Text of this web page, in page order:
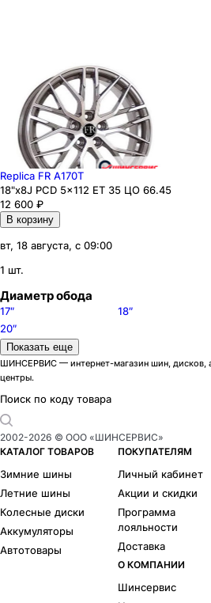
Replica FR A170T
18"x8J PCD 5x112 ЕТ 35 ЦО 66.45
12 600 ₽
В корзину
вт, 18 августа, с 09:00
1 шт.
Диаметр обода
17″ 18″
20″
Цвет
Серебристый
Модели дисков Replica FR
A170T 1
B203T
B5738 1
LR7013 1
TY5343
1
Показать еще
ШИНСЕРВИС — интернет-магазин шин, дисков,
центры.
Поиск по коду товара
2002-2026 © ООО «ШИНСЕРВИС»
КАТАЛОГ ТОВАРОВ
Зимние шины
Летние шины
Колесные диски
Аккумуляторы
Автотовары
ПОКУПАТЕЛЯМ
Личный кабинет
Акции и скидки
Программа
лояльности
Доставка
О КОМПАНИИ
Шинсервис